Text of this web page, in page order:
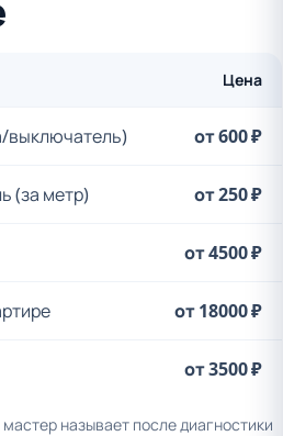
Цена
выключатель) от 600 ₽
(за метр) от 250 ₽
от 4500 ₽
от 18000 ₽
от 3500 ₽
называет после диагностики